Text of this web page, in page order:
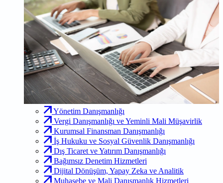
Yönetim Danışmanlığı
Vergi Danışmanlığı ve Yeminli Mali Müşavirlik
Kurumsal Finansman Danışmanlığı
İş Hukuku ve Sosyal Güvenlik Danışmanlığı
Dış Ticaret ve Yatırım Danışmanlığı
Bağımsız Denetim Hizmetleri
Dijital Dönüşüm, Yapay Zeka ve Analitik
Muhasebe ve Mali Danışmanlık Hizmetleri